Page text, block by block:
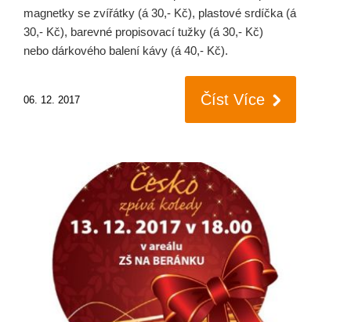
magnetky se zvířátky (á 30,- Kč), plastové srdíčka (á
30,- Kč), barevné propisovací tužky (á 30,- Kč)
nebo dárkového balení kávy (á 40,- Kč).
06. 12. 2017 Číst Více